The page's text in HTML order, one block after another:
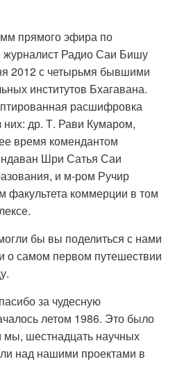
прямого эфира по
журналист Радио Саи Бишу
2012 с четырьмя бывшими
институтов Бхагавана.
расшифровка
них: др. Т. Рави Кумаром,
время комендантом
Шри Сатья Саи
и м-ром Ручир
факультета коммерции в том
бы вы поделиться с нами
о самом первом путешествии
за чудесную
летом 1986. Это было
мы, шестнадцать научных
над нашими проектами в